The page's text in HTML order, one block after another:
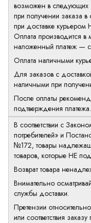
возможен в следующих
при получении заказа
при доставке
Оплата производится в
наложенный платеж —
Оплата наличными
Для заказов с
наличными при
После оплаты
подтверждения платежа.
В соответствии с
потребителей» и
№172, товары
товаров, которые НЕ
Возврат товара
Внимательно
службы доставки.
Претензии
или соответствия